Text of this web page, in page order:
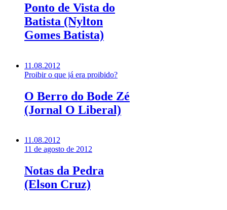
Ponto de Vista do
Batista (Nylton
Gomes Batista)
11.08.2012
Proibir o que já era proibido?
O Berro do Bode Zé
(Jornal O Liberal)
11.08.2012
11 de agosto de 2012
Notas da Pedra
(Elson Cruz)